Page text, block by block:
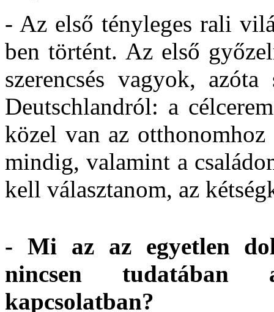
- Az első tényleges rali
ben történt. Az első
szerencsés vagyok,
Deutschlandról: a
közel van az
mindig, valamint a
kell választanom, az
- Mi az az egyetlen
nincsen tudatában
kapcsolatban?